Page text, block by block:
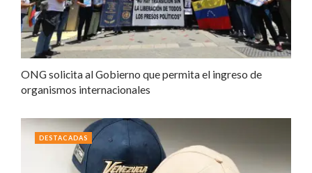
ONG solicita al Gobierno que permita el ingreso de
organismos internacionales
DESTACADAS